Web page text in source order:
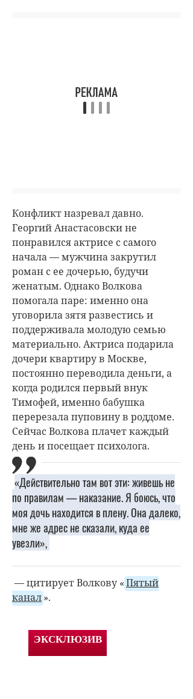
Конфликт назревал давно.
Георгий Анастасовски не
понравился актрисе с самого
начала — мужчина закрутил
роман с ее дочерью, будучи
женатым. Однако Волкова
помогала паре: именно она
уговорила зятя развестись и
поддерживала молодую семью
материально. Актриса подарила
дочери квартиру в Москве,
постоянно переводила деньги, а
когда родился первый внук
Тимофей, именно бабушка
перерезала пуповину в роддоме.
Сейчас Волкова плачет каждый
день и посещает психолога.
«Действительно там вот эти: живешь не
по правилам — наказание. Я боюсь, что
моя дочь находится в плену. Она далеко,
мне же адрес не сказали, куда ее
увезли»,
— цитирует Волкову «Пятый
канал».